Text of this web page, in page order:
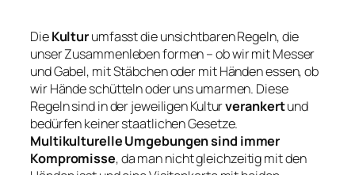
DieKulturumfasst die unsichtbaren Regeln, die
unser Zusammenleben formen – ob wir mit Messer
und Gabel, mit Stäbchen oder mit Händen essen, ob
wir Hände schütteln oder uns umarmen. Diese
Regeln sind in der jeweiligen Kulturverankertund
bedürfen keiner staatlichen Gesetze.
Multikulturelle Umgebungen sind immer
Kompromisse, da man nicht gleichzeitig mit den